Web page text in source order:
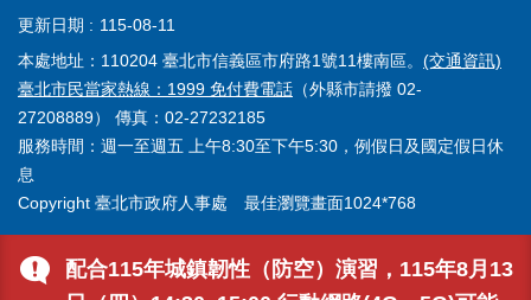
配合115年城鎮韌性（防空）演習，115年8月13
更新日期
115-08-11
本處地址：110204 臺北市信義區市府路1號11樓南區。 (交通資訊)
臺北市民當家熱線：1999 免付費電話 （外縣市請撥 02-
27208889） 傳真：02-27232185
服務時間：週一至週五 上午8:30至下午5:30，例假日及國定假日休
息
Copyright 臺北市政府人事處 最佳瀏覽畫面1024*768